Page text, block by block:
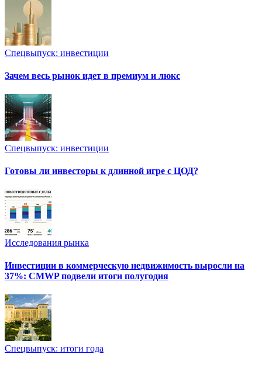
Спецвыпуск: инвестиции
Зачем весь рынок идет в премиум и люкс
Спецвыпуск: инвестиции
Готовы ли инвесторы к длинной игре с ЦОД?
Исследования рынка
Инвестиции в коммерческую недвижимость выросли на
37%: CMWP подвели итоги полугодия
Спецвыпуск: итоги года